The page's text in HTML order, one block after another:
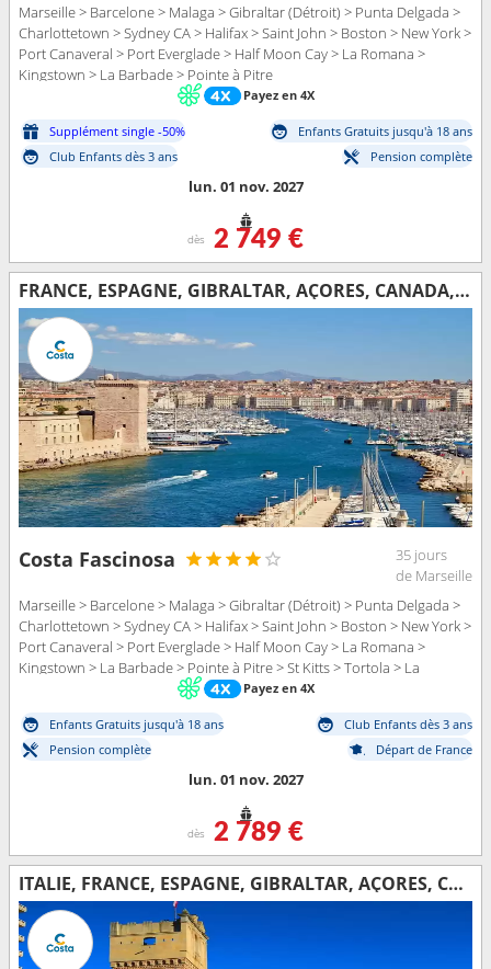
Marseille > Barcelone > Malaga > Gibraltar (Détroit) > Punta Delgada >
Charlottetown > Sydney CA > Halifax > Saint John > Boston > New York >
Port Canaveral > Port Everglade > Half Moon Cay > La Romana >
Kingstown > La Barbade > Pointe à Pitre
Payez en 4X
Supplément single -50%
Enfants Gratuits jusqu'à 18 ans
Club Enfants dès 3 ans
Pension complète
lun. 01 nov. 2027
dès 2 749 €
FRANCE, ESPAGNE, GIBRALTAR, AÇORES, CANADA, ÉTATS-UNIS, FLORIDE (USA), RÉP.DOMINICAINE, ANTILLES, ILES VIERGES
Costa Fascinosa
35 jours
de Marseille
Marseille > Barcelone > Malaga > Gibraltar (Détroit) > Punta Delgada >
Charlottetown > Sydney CA > Halifax > Saint John > Boston > New York >
Port Canaveral > Port Everglade > Half Moon Cay > La Romana >
Kingstown > La Barbade > Pointe à Pitre > St Kitts > Tortola > La
Payez en 4X
Enfants Gratuits jusqu'à 18 ans
Club Enfants dès 3 ans
Pension complète
Départ de France
lun. 01 nov. 2027
dès 2 789 €
ITALIE, FRANCE, ESPAGNE, GIBRALTAR, AÇORES, CANADA, ÉTATS-UNIS, FLORIDE (USA), RÉP.DOMINICAINE, ANTILLES, ILES VIERGES